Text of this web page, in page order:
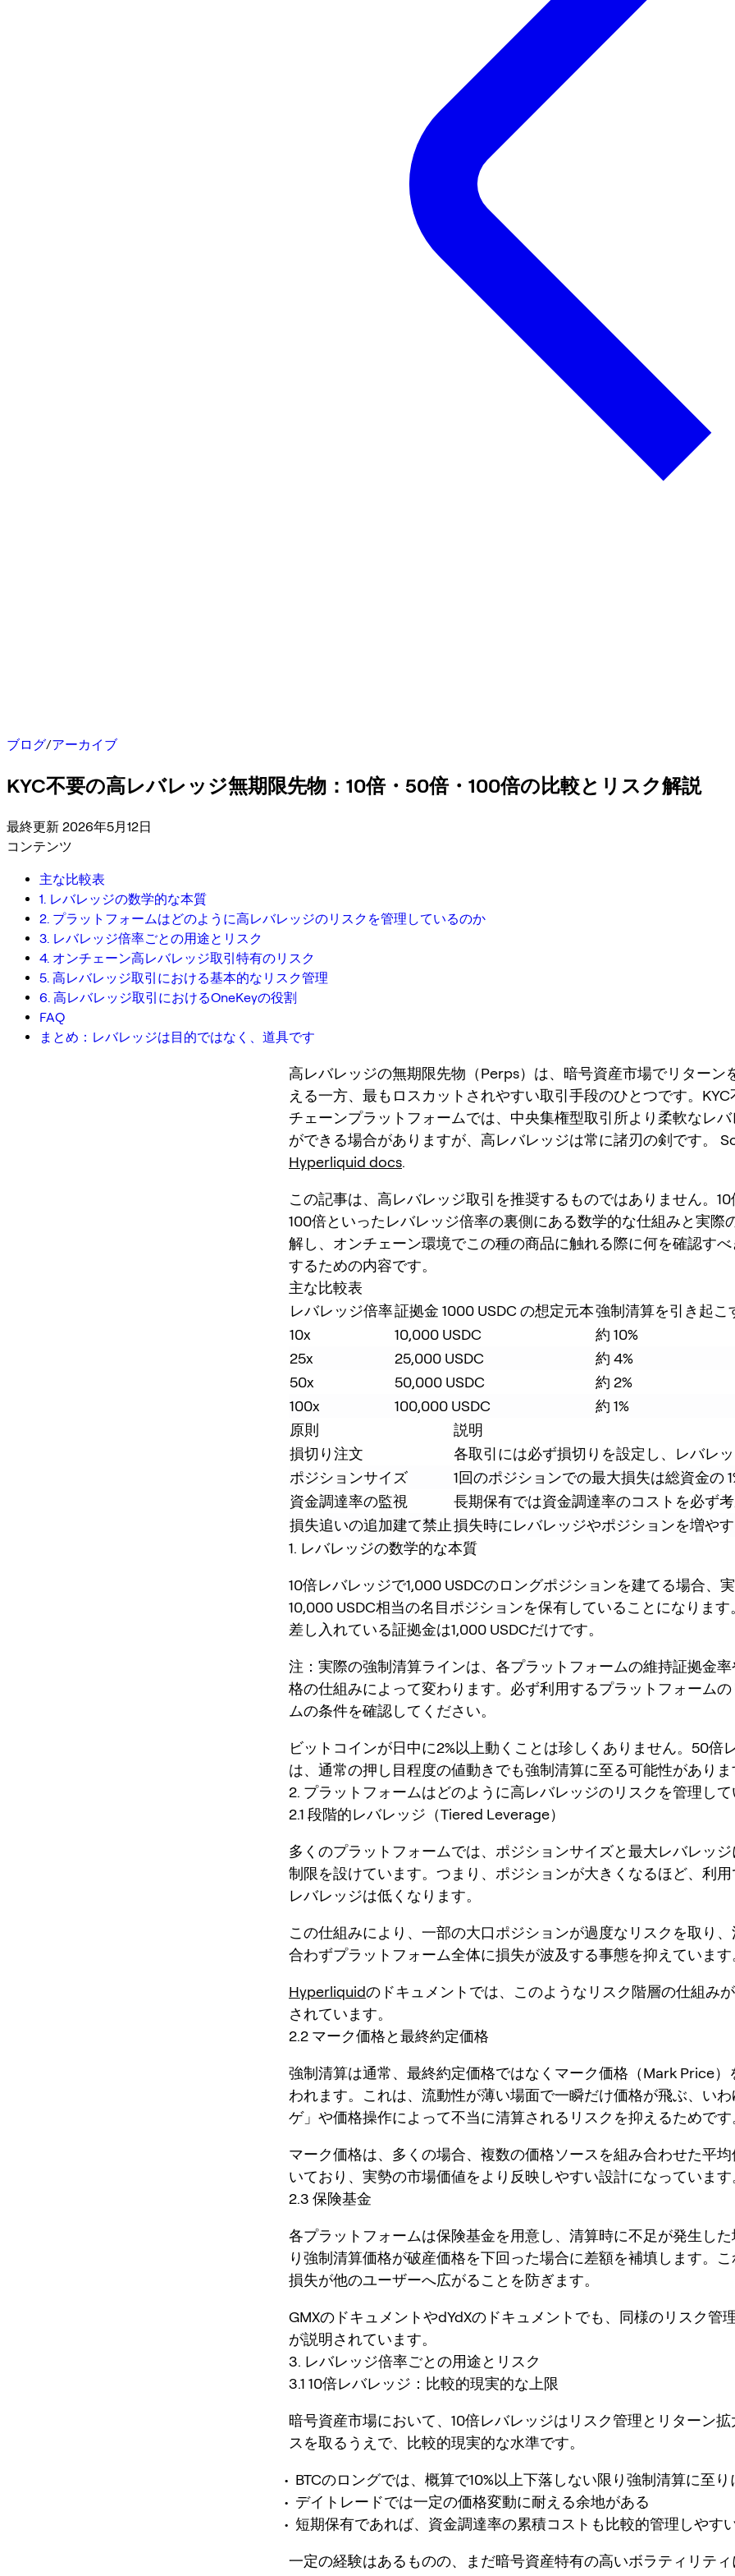
ブログ/アーカイブ
KYC不要の高レバレッジ無期限先物：10倍・50倍・100倍の比較とリスク解説
最終更新 2026年5月12日
コンテンツ
主な比較表
1. レバレッジの数学的な本質
2. プラットフォームはどのように高レバレッジのリスクを管理しているのか
3. レバレッジ倍率ごとの用途とリスク
4. オンチェーン高レバレッジ取引特有のリスク
5. 高レバレッジ取引における基本的なリスク管理
6. 高レバレッジ取引におけるOneKeyの役割
FAQ
まとめ：レバレッジは目的ではなく、道具です
高レバレッジの無期限先物（Perps）は、暗号資産市場でリターン
える一方、最もロスカットされやすい取引手段のひとつです。KYC
チェーンプラットフォームでは、中央集権型取引所より柔軟なレバ
ができる場合がありますが、高レバレッジは常に諸刃の剣です。
Hyperliquid docs.
この記事は、高レバレッジ取引を推奨するものではありません。10
100倍といったレバレッジ倍率の裏側にある数学的な仕組みと実際
解し、オンチェーン環境でこの種の商品に触れる際に何を確認す
するための内容です。
主な比較表
レバレッジ倍率証拠金 1000 USDC の想定元本強制清算を引き起こ
10x
10,000 USDC
約 10%
25x
25,000 USDC
約 4%
50x
50,000 USDC
約 2%
100x
100,000 USDC
約 1%
原則
説明
損切り注文
各取引には必ず損切りを設定し、レバレ
ポジションサイズ
1回のポジションでの最大損失は総資金の
資金調達率の監視
長期保有では資金調達率のコストを必ず
損失追いの追加建て禁止損失時にレバレッジやポジションを増や
1. レバレッジの数学的な本質
10倍レバレッジで1,000 USDCのロングポジションを建てる場合、
10,000 USDC相当の名目ポジションを保有していることになります
差し入れている証拠金は1,000 USDCだけです。
注：実際の強制清算ラインは、各プラットフォームの維持証拠金
格の仕組みによって変わります。必ず利用するプラットフォームの
ムの条件を確認してください。
ビットコインが日中に2%以上動くことは珍しくありません。50倍
は、通常の押し目程度の値動きでも強制清算に至る可能性がありま
2. プラットフォームはどのように高レバレッジのリスクを管理し
2.1 段階的レバレッジ（Tiered Leverage）
多くのプラットフォームでは、ポジションサイズと最大レバレッ
制限を設けています。つまり、ポジションが大きくなるほど、利
レバレッジは低くなります。
この仕組みにより、一部の大口ポジションが過度なリスクを取り
合わずプラットフォーム全体に損失が波及する事態を抑えています
Hyperliquidのドキュメントでは、このようなリスク階層の仕組み
されています。
2.2 マーク価格と最終約定価格
強制清算は通常、最終約定価格ではなくマーク価格（Mark Price）
われます。これは、流動性が薄い場面で一瞬だけ価格が飛ぶ、いわ
ゲ」や価格操作によって不当に清算されるリスクを抑えるためです
マーク価格は、多くの場合、複数の価格ソースを組み合わせた平
いており、実勢の市場価値をより反映しやすい設計になっています
2.3 保険基金
各プラットフォームは保険基金を用意し、清算時に不足が発生した
り強制清算価格が破産価格を下回った場合に差額を補填します。こ
損失が他のユーザーへ広がることを防ぎます。
GMXのドキュメントやdYdXのドキュメントでも、同様のリスク管
が説明されています。
3. レバレッジ倍率ごとの用途とリスク
3.1 10倍レバレッジ：比較的現実的な上限
暗号資産市場において、10倍レバレッジはリスク管理とリターン
スを取るうえで、比較的現実的な水準です。
BTCのロングでは、概算で10%以上下落しない限り強制清算に至り
デイトレードでは一定の価格変動に耐える余地がある
短期保有であれば、資金調達率の累積コストも比較的管理しやす
一定の経験はあるものの、まだ暗号資産特有の高いボラティリテ